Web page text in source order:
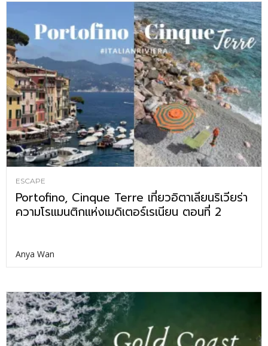
ESCAPE
Portofino, Cinque Terre เที่ยวอิตาเลียนริเวียร่า
ความโรแมนติกแห่งเมดิเตอร์เรเนียน ตอนที่ 2
Anya Wan